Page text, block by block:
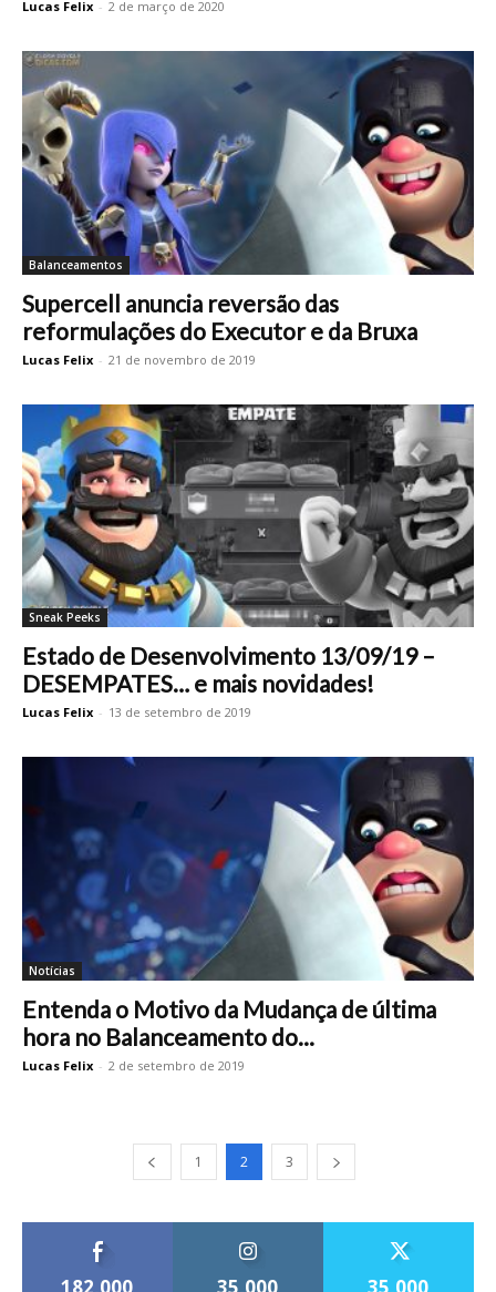
Lucas Felix - 2 de março de 2020
Balanceamentos
Supercell anuncia reversão das
reformulações do Executor e da Bruxa
Lucas Felix - 21 de novembro de 2019
Sneak Peeks
Estado de Desenvolvimento 13/09/19 –
DESEMPATES… e mais novidades!
Lucas Felix - 13 de setembro de 2019
Notícias
Entenda o Motivo da Mudança de última
hora no Balanceamento do...
Lucas Felix - 2 de setembro de 2019
1 2 3
182,000 35,000 35,000